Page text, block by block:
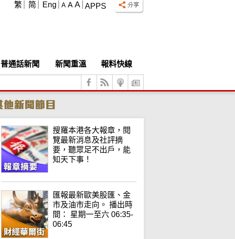
APPS
A A A
繁 简 Eng
普通話新聞 新聞重溫
報料快線
搜羅本港各大報章，閱
覽最新消息及社評摘
要，聽眾足不出戶，能
知天下事！
匯報最新歐美股匯、金
市及油市走向。 播出時
間： 星期一至六 06:35-
06:45